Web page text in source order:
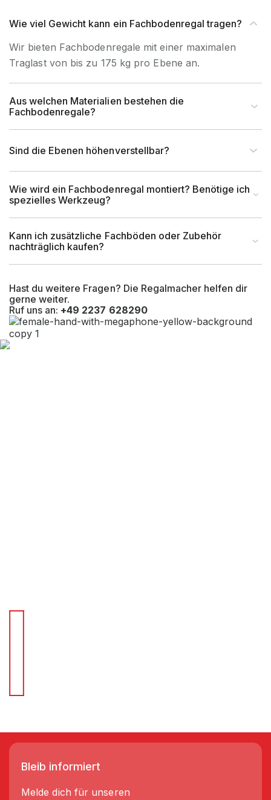
Regalsystem Stecksystem
Fachlast (kg)
Lagerebene OK
(mm)
Fachhöhe
(mm)
Fachboden und Unterkante
größtmögliche
Fachhöhe
(mm)
ca. 1000 mm zwischen
Unterkante Fachboden
Hast du weitere Fragen? Die Regalmacher helfen dir
gerne weiter.
Ruf uns an: +49 2237 628290
Wie viel Gewicht kann ein Fachbodenregal tragen?
Wir bieten Fachbodenregale mit einer maximalen
Traglast von bis zu 175 kg pro Ebene an.
Aus welchen Materialien bestehen die
Fachbodenregale?
Sind die Ebenen höhenverstellbar?
Wie wird ein Fachbodenregal montiert? Benötige ich
spezielles Werkzeug?
Kann ich zusätzliche Fachböden oder Zubehör
nachträglich kaufen?
Bleib informiert
Melde dich für unseren